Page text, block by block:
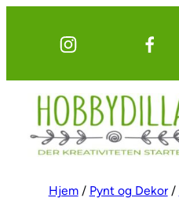
Hjem/ Pynt og Dekor/